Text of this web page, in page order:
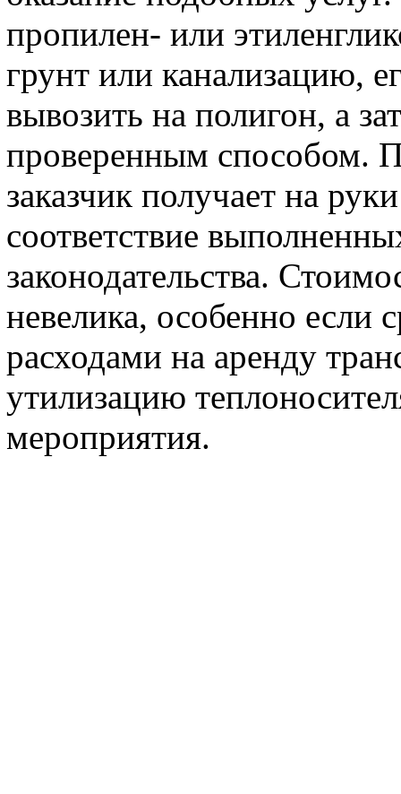
пропилен- или
грунт или канализацию,
вывозить на полигон, а
проверенным способом.
заказчик получает на
соответствие
законодательства.
невелика, особенно если
расходами на аренду
утилизацию
мероприятия.